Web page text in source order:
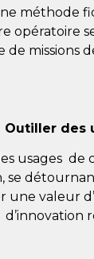
méthode
opératoire
de missions
Outiller des
usages de
se
une valeur
d’innovation